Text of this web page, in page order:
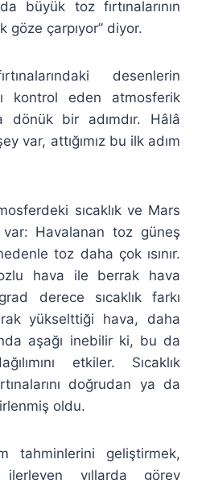
büyük toz fırtınalarının
göze çarpıyor” diyor.
desenlerin
kontrol eden atmosferik
dönük bir adımdır. Hâlâ
var, attığımız bu ilk adım
sıcaklık ve Mars
var: Havalanan toz güneş
toz daha çok ısınır.
hava ile berrak hava
derece sıcaklık farkı
yükselttiği hava, daha
aşağı inebilir ki, bu da
etkiler. Sıcaklık
doğrudan ya da
oldu.
tahminlerini geliştirmek,
ilerleyen yıllarda görev